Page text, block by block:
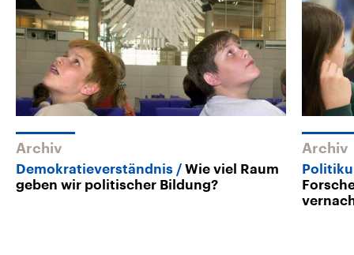
Archiv
Demokratieverständnis
Wie viel Raum
geben wir politischer Bildung?
Archiv